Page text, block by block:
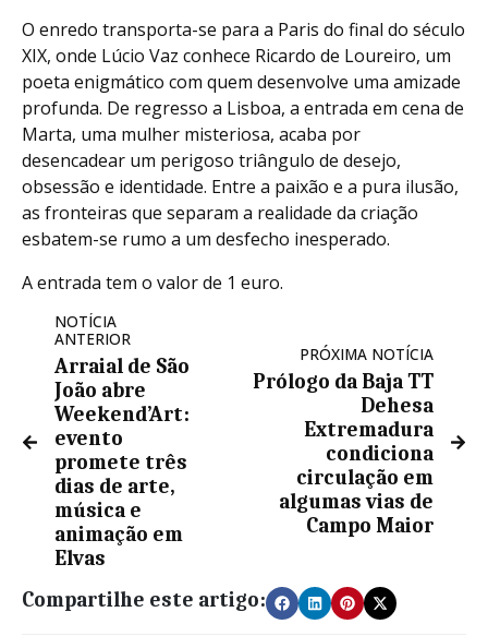
O enredo transporta-se para a Paris do final do século
XIX, onde Lúcio Vaz conhece Ricardo de Loureiro, um
poeta enigmático com quem desenvolve uma amizade
profunda. De regresso a Lisboa, a entrada em cena de
Marta, uma mulher misteriosa, acaba por
desencadear um perigoso triângulo de desejo,
obsessão e identidade. Entre a paixão e a pura ilusão,
as fronteiras que separam a realidade da criação
esbatem-se rumo a um desfecho inesperado.
A entrada tem o valor de 1 euro.
NOTÍCIA
ANTERIOR
Arraial de São
João abre
Weekend’Art:
evento
promete três
dias de arte,
música e
animação em
Elvas
PRÓXIMA NOTÍCIA
Prólogo da Baja TT
Dehesa
Extremadura
condiciona
circulação em
algumas vias de
Campo Maior
Compartilhe este artigo: